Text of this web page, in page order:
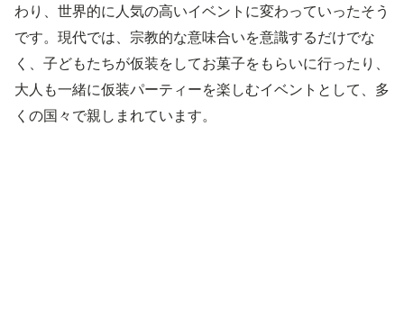
わり、世界的に人気の高いイベントに変わっていったそう
です。現代では、宗教的な意味合いを意識するだけでな
く、子どもたちが仮装をしてお菓子をもらいに行ったり、
大人も一緒に仮装パーティーを楽しむイベントとして、多
くの国々で親しまれています。